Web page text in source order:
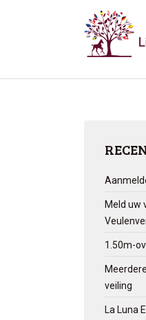
Meld uw
1.50m-
veiling
La Luna